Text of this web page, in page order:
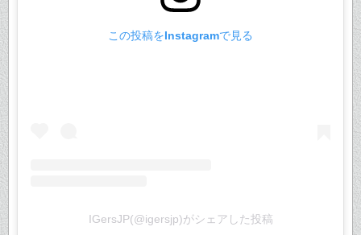
この投稿をInstagramで見る
IGersJP(@igersjp)がシェアした投稿